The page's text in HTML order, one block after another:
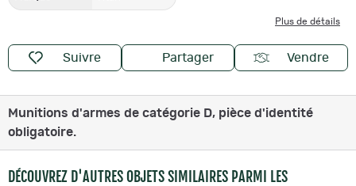
Plus de détails
Suivre Partager Vendre
Munitions d'armes de catégorie D, pièce d'identité
obligatoire.
DÉCOUVREZ D'AUTRES OBJETS SIMILAIRES PARMI LES